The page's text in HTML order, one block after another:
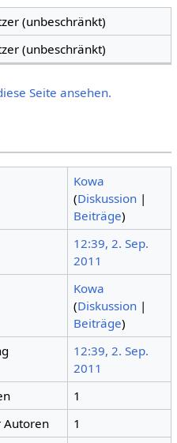
(unbeschränkt)
(unbeschränkt)
Seite ansehen.
Kowa
(Diskussion |
Beiträge)
12:39, 2. Sep.
2011
Kowa
(Diskussion |
Beiträge)
12:39, 2. Sep.
2011
1
Autoren
1